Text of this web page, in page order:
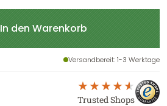
In den Warenkorb
Versandbereit: 1-3 Werktage
Trusted Shops